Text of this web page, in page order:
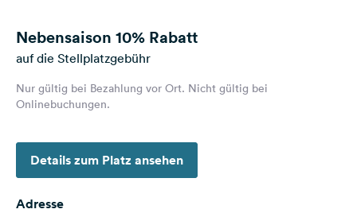
Feedback
Sprache:
Deutsch
uns
auf
Social
Nebensaison 10% Rabatt
auf die Stellplatzgebühr
Nur gültig bei Bezahlung vor Ort. Nicht gültig bei
Onlinebuchungen.
Details zum Platz ansehen
Adresse